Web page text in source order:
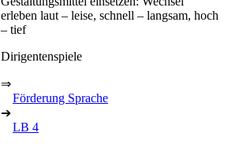
erleben laut – leise, schnell – langsam, hoch
– tief
Dirigentenspiele
⇒
Förderung Sprache
➔
LB 4